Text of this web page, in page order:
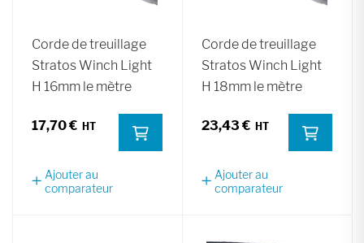
Corde de treuillage
Stratos Winch Light
H 16mm le mètre
17,70 €
Ajouter au
comparateur
Corde de treuillage
Stratos Winch Light
H 18mm le mètre
23,43 €
Ajouter au
comparateur